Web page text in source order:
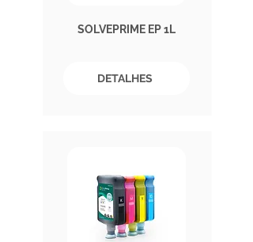
SOLVEPRIME EP 1L
DETALHES